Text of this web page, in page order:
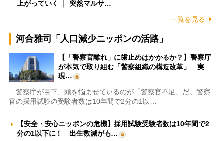
上がっていく ｜ 突然マルサ…
一覧を見る
河合雅司「人口減少ニッポンの活路」
【「警察官離れ」に歯止めはかかるか？】警察庁
が本気で取り組む「警察組織の構造改革」 実
現…
警察庁が目下、頭を悩ませているのが「警察官不足」だ。警察
官の採用試験の受験者数は10年間で2分の1以…
【安全・安心ニッポンの危機】採用試験受験者数は10年間で2
分の1以下に！ 出生数減がも…